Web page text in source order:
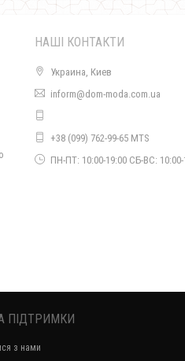
Модний літній жіночий
НАШІ КОНТАКТИ
Украина, Киев
inform@dom-moda.com.ua
+38 (099) 762-99-65 MTS
ПН-ПТ: 10:00-19:00 СБ-ВС: 10:00-
ПІДТРИМКИ
з нами